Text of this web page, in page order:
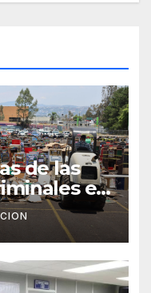
de las
en